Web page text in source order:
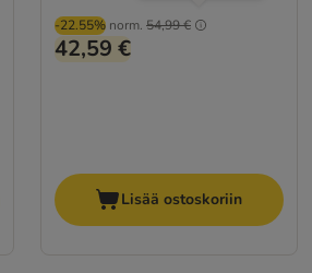
-22.55% norm. 54,99 €
42,59 €
Lisää ostoskoriin